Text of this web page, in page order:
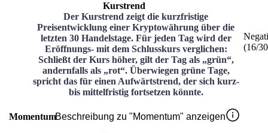
Kurstrend
Der Kurstrend zeigt die kurzfristige
Preisentwicklung einer Kryptowährung über die
letzten 30 Handelstage. Für jeden Tag wird der
Eröffnungs- mit dem Schlusskurs verglichen:
Schließt der Kurs höher, gilt der Tag als „grün“,
andernfalls als „rot“. Überwiegen grüne Tage,
spricht das für einen Aufwärtstrend, der sich kurz-
bis mittelfristig fortsetzen könnte.
(16/
MomentumBeschreibung zu "Momentum" anzeigen